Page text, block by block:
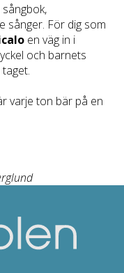
sånger. För dig som
en väg in i
och barnets
varje ton bär på en